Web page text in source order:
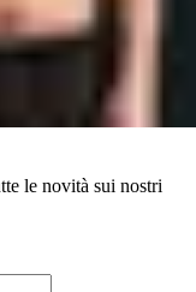
le novità sui nostri